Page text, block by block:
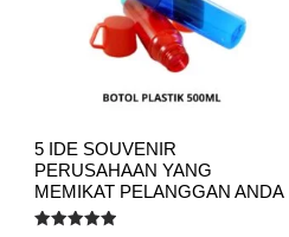
5 IDE SOUVENIR
PERUSAHAAN YANG
MEMIKAT PELANGGAN ANDA